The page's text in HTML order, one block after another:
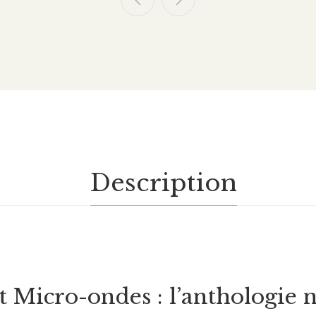
Description
Micro-ondes : l’anthologie